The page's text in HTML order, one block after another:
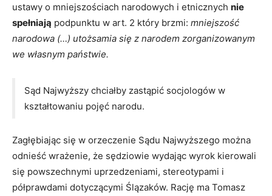
ustawy o mniejszościach narodowych i etnicznych nie
spełniają podpunktu w art. 2 który brzmi: mniejszość
narodowa (…) utożsamia się z narodem zorganizowanym
we własnym państwie.
Sąd Najwyższy chciałby zastąpić socjologów w
kształtowaniu pojęć narodu.
Zagłębiając się w orzeczenie Sądu Najwyższego można
odnieść wrażenie, że sędziowie wydając wyrok kierowali
się powszechnymi uprzedzeniami, stereotypami i
półprawdami dotyczącymi Ślązaków. Rację ma Tomasz